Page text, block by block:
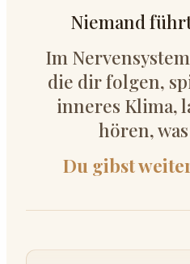
Niemand
Im
die dir folgen,
inneres Klima,
hören,
Du gibst